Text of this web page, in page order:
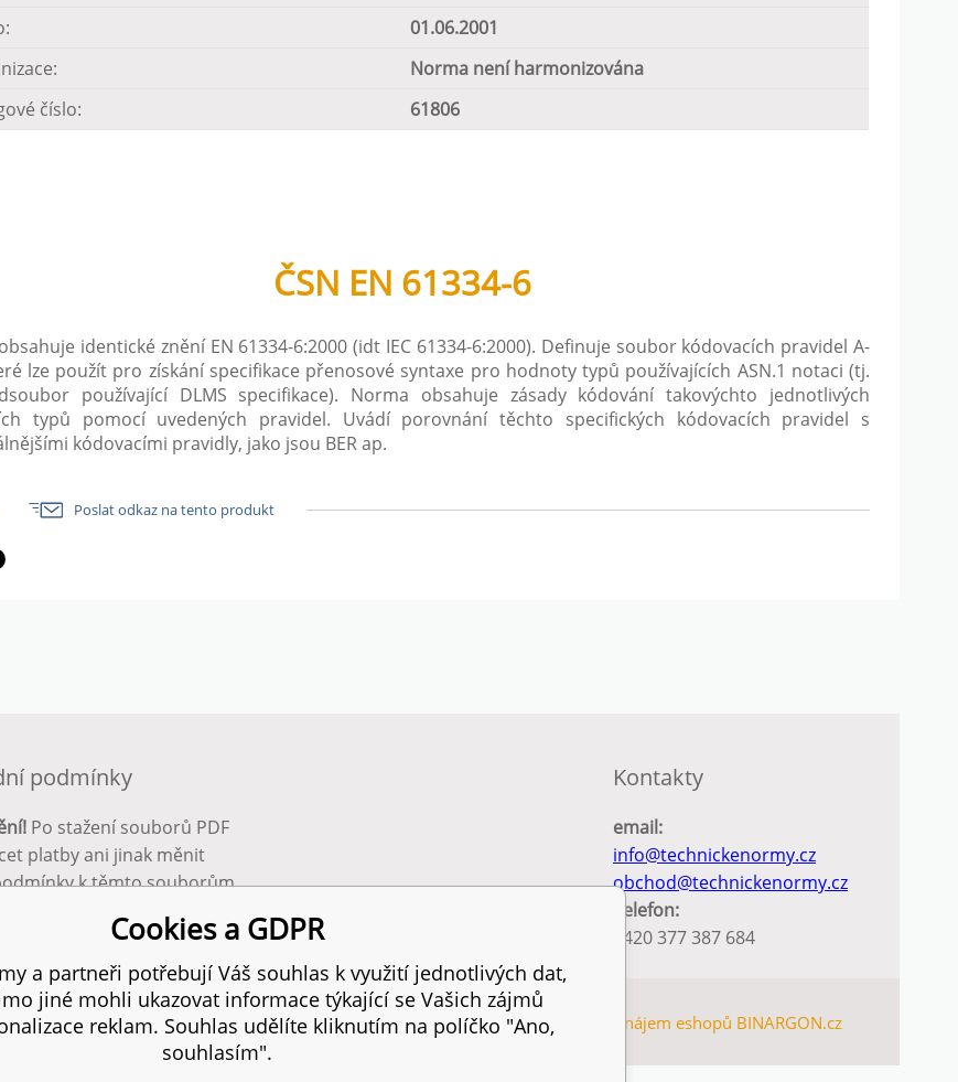
01.06.2001
Norma není harmonizována
číslo:
61806
ČSN EN 61334-6
identické znění EN 61334-6:2000 (idt IEC 61334-6:2000). Definuje soubor kódovacích pravidel A-
lze použít pro získání specifikace přenosové syntaxe pro hodnoty typů používajících ASN.1 notaci (tj.
používající DLMS specifikace). Norma obsahuje zásady kódování takovýchto jednotlivých
typů pomocí uvedených pravidel. Uvádí porovnání těchto specifických kódovacích pravidel s
kódovacími pravidly, jako jsou BER ap.
Poslat odkaz na tento produkt
podmínky
Po stažení souborů PDF
platby ani jinak měnit
k těmto souborům.
Kontakty
email:
info@technickenormy.cz
obchod@technickenormy.cz
Telefon:
+420 377 387 684
vyhrazena. SITEMAP Tvorba a pronájem eshopů BINARGON.cz
Cookies a GDPR
a partneři potřebují Váš souhlas k využití jednotlivých dat,
jiné mohli ukazovat informace týkající se Vašich zájmů
reklam. Souhlas udělíte kliknutím na políčko "Ano,
souhlasím".